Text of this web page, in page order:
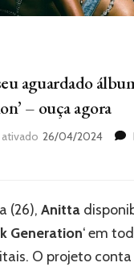
aguardado
– ouça agora
ativado 26/04/2024
(26), Anitta
Generation‘ em
O projeto conta